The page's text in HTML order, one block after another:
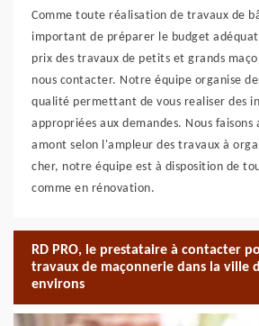
Comme toute réalisation de travaux de
important de préparer le budget
prix des travaux de petits et grands
nous contacter. Notre équipe organise
qualité permettant de vous realiser des
appropriées aux demandes. Nous faisons
amont selon l'ampleur des travaux à
cher, notre équipe est à disposition de
comme en rénovation.
RD PRO, le prestataire à contacter
travaux de maçonnerie dans la ville
environs